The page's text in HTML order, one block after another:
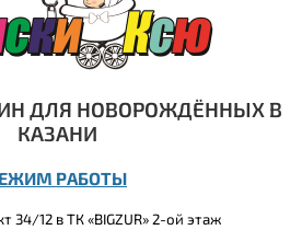
ДЛЯ НОВОРОЖДЁННЫХ В
КАЗАНИ
РАБОТЫ
34/12 в ТК «BIGZUR» 2-ой этаж